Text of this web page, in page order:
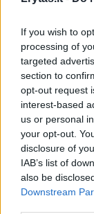
If you wish to
processing of
targeted
section to
opt-out request
interest-based
us or personal
your opt-out.
disclosure of
IAB’s list of
also be
Downstream
iš ko
Žinios |
Siūlo
čia pat galima
Žinios | Verslas
Policija ieško